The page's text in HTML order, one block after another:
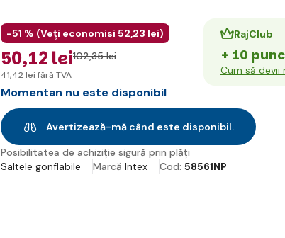
-51 % (Veți economisi 52,23 lei)
50,12 lei102,35 lei
41,42 lei fără TVA
RajClub
+ 10
Cum să devii
Momentan nu este disponibil
Avertizează-mă când este disponibil.
Posibilitatea de achiziție sigură prin plăți
Saltele gonflabile
Marcă Intex Cod: 58561NP